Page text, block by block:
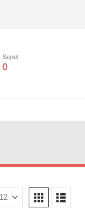
Sepet
0